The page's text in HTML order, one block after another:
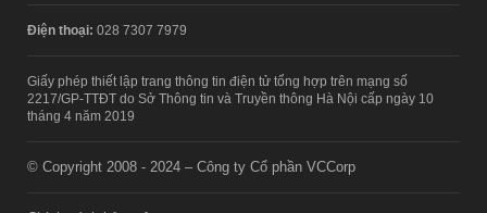
Điện thoại: 028 7307 7979
Giấy phép thiết lập trang thông tin điện tử tổng hợp trên mạng số
2217/GP-TTĐT do Sở Thông tin và Truyền thông Hà Nội cấp ngày 10
tháng 4 năm 2019
© Copyright 2008 - 2024 – Công ty Cổ phần VCCorp